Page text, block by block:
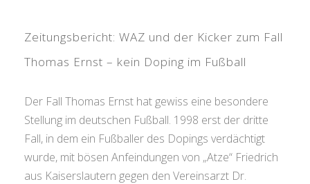
Zeitungsbericht: WAZ und der Kicker zum Fall
Thomas Ernst – kein Doping im Fußball
Der Fall Thomas Ernst hat gewiss eine besondere
Stellung im deutschen Fußball. 1998 erst der dritte
Fall, in dem ein Fußballer des Dopings verdächtigt
wurde, mit bösen Anfeindungen von „Atze“ Friedrich
aus Kaiserslautern gegen den Vereinsarzt Dr.